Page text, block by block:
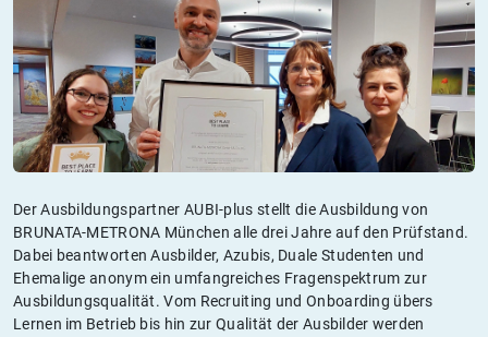
Der Ausbildungspartner AUBI-plus stellt die Ausbildung von
BRUNATA-METRONA München alle drei Jahre auf den Prüfstand.
Dabei beantworten Ausbilder, Azubis, Duale Studenten und
Ehemalige anonym ein umfangreiches Fragenspektrum zur
Ausbildungsqualität. Vom Recruiting und Onboarding übers
Lernen im Betrieb bis hin zur Qualität der Ausbilder werden